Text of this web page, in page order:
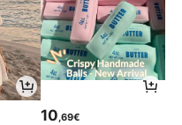
10 ,69€